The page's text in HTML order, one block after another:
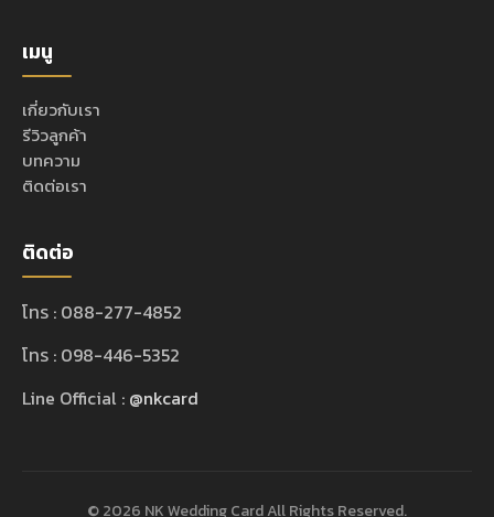
เมนู
เกี่ยวกับเรา
รีวิวลูกค้า
บทความ
ติดต่อเรา
ติดต่อ
โทร : 088-277-4852
โทร : 098-446-5352
Line Official : @nkcard
© 2026 NK Wedding Card All Rights Reserved.